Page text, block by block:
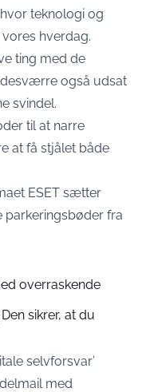
teknologi og
hverdag.
ting med de
også udsat
svindel.
til at narre
at få stjålet både
ESET sætter
parkeringsbøder fra
overraskende
sikrer, at du
selvforsvar’
med